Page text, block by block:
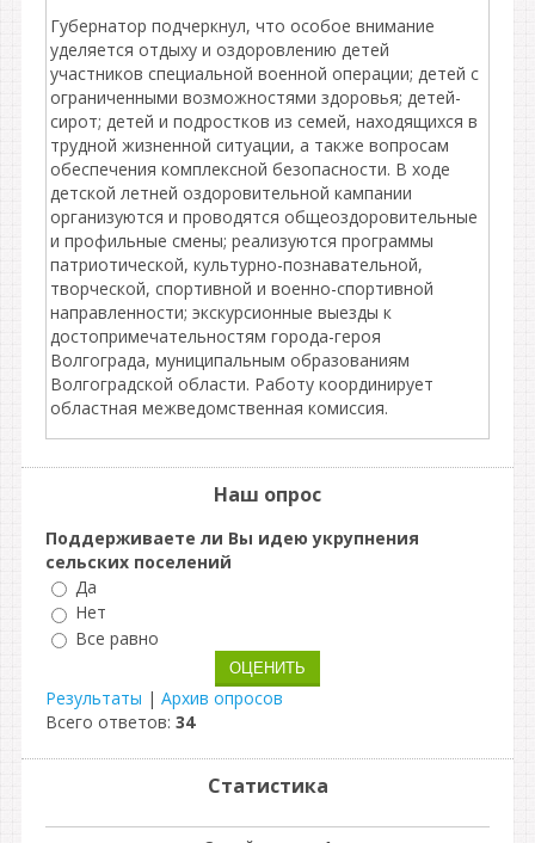
Губернатор подчеркнул, что особое внимание
уделяется отдыху и оздоровлению детей
участников специальной военной операции; детей с
ограниченными возможностями здоровья; детей-
сирот; детей и подростков из семей, находящихся в
трудной жизненной ситуации, а также вопросам
обеспечения комплексной безопасности. В ходе
детской летней оздоровительной кампании
организуются и проводятся общеоздоровительные
и профильные смены; реализуются программы
патриотической, культурно-познавательной,
творческой, спортивной и военно-спортивной
направленности; экскурсионные выезды к
достопримечательностям города-героя
Волгограда, муниципальным образованиям
Волгоградской области. Работу координирует
областная межведомственная комиссия.
Наш опрос
Поддерживаете ли Вы идею укрупнения
сельских поселений
Да
Нет
Все равно
Результаты | Архив опросов
Всего ответов: 34
Статистика